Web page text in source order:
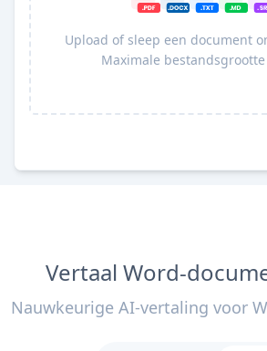
Upload of sleep een document
Maximale bestandsgrootte
Vertaal Word-
Nauwkeurige AI-vertaling voor